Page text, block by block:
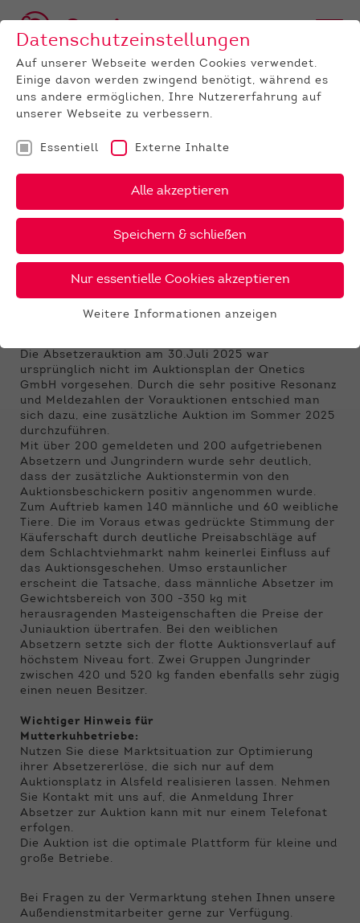
UNTERNEHMEN News
Ergebnisse Absetzerauktion
Alsfeld vom 30.07.2025
Zusatzauktion mit eindrucksvollem
Die Absetzerauktion am 30.Juli 2025 war
ursprünglich nicht im Auktionsplan der Qnetics
GmbH vorgesehen. Durch die sehr positive Resonanz
und Meldezahlen der Vorauktionen entschied man
sich dazu, eine zusätzliche Auktion im Sommer 2025
durchzuführen.
Mit über 200 gemeldeten und 200 aufgetriebenen
Absetzern und Jungrindern wurde sehr deutlich,
dass der zusätzliche Auktionstermin von den
Auktionsbeschickern positiv angenommen wurde.
Zum Auftrieb kamen 140 männliche und 60 weibliche
Tiere. Die im Voraus etwas gedrückte Stimmung der
Käuferschaft durch deutliche Preisabschläge auf
dem Schlachtviehmarkt nahm keinerlei Einfluss auf
das Auktionsgeschehen. Umso erstaunlicher
erscheint die Tatsache, dass männliche Absetzer im
Gewichtsbereich von 300 -350 kg mit
herausragenden Masteigenschaften die Preise der
Juniauktion übertrafen. Bei den weiblichen
Absetzern setzte sich der flotte Auktionsverlauf auf
höchstem Niveau fort. Zwei Gruppen Jungrinder
zwischen 420 und 520 kg fanden ebenfalls sehr zügig
einen neuen Besitzer.
Wichtiger Hinweis für
Mutterkuhbetriebe:
Nutzen Sie diese Marktsituation zur Optimierung
ihrer Absetzererlöse, die sich nur auf dem
Auktionsplatz in Alsfeld realisieren lassen. Nehmen
Sie Kontakt mit uns auf, die Anmeldung Ihrer
Absetzer zur Auktion kann mit nur einem Telefonat
erfolgen.
Die Auktion ist die optimale Plattform für kleine und
große Betriebe.
Bei Fragen zu der Vermarktung stehen Ihnen unsere
Außendienstmitarbeiter gerne zur Verfügung.
Datenschutzeinstellungen
Auf unserer Webseite werden Cookies verwendet.
Einige davon werden zwingend benötigt, während es
uns andere ermöglichen, Ihre Nutzererfahrung auf
unserer Webseite zu verbessern.
Essentiell Externe Inhalte
Alle akzeptieren
Speichern & schließen
Nur essentielle Cookies akzeptieren
gewährleistet, dass die Webseite einwandfrei
funktioniert.
Name
Anbieter Qnetics
Laufzeit 1 Jahr
Zweck Cookie Einstellungen speichern
Cookie-Informationen anzeigen
Externe Inhalte
Wir verwenden auf unserer Website externe
Inhalte, um Ihnen zusätzliche Informationen
anzubieten.
Weitere Informationen anzeigen